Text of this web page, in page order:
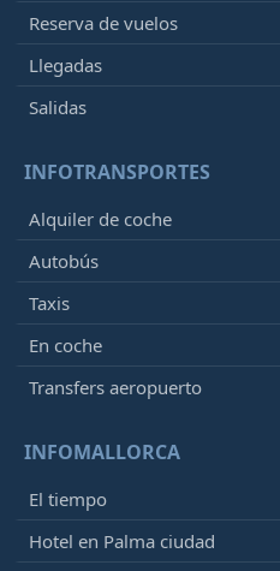
Reserva de vuelos
Llegadas
Salidas
INFOTRANSPORTES
Alquiler de coche
Autobús
Taxis
En coche
Transfers aeropuerto
INFOMALLORCA
El tiempo
Hotel en Palma ciudad